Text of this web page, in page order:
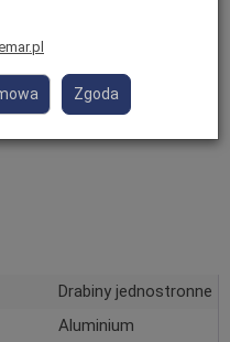
Drabiny jednostronne
Aluminium
Zgoda